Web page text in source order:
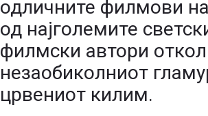
одличните филмови
од најголемите
филмски автори
незаобиколниот
црвениот килим.